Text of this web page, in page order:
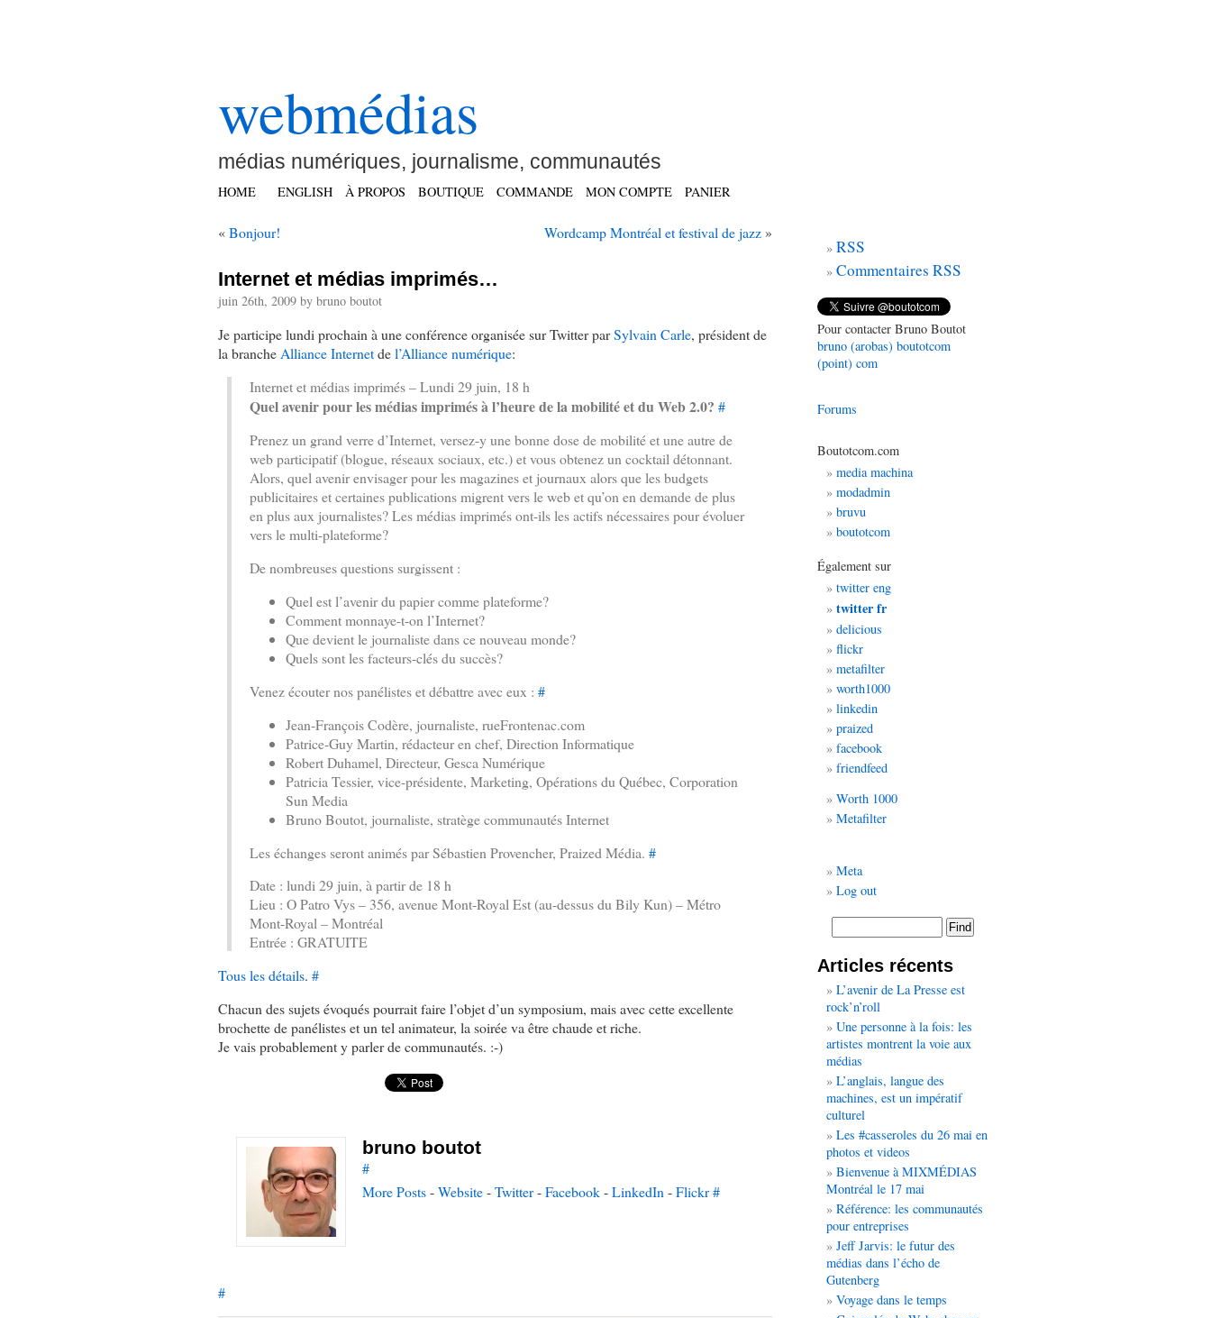
webmédias
médias numériques, journalisme, communautés
HOME ENGLISH À PROPOS BOUTIQUE COMMANDE MON COMPTE PANIER
«Bonjour! Wordcamp Montréal et festival de jazz»
Internet et médias imprimés…
juin 26th, 2009 by bruno boutot
Je participe lundi prochain à une conférence organisée sur Twitter parSylvain Carle, président de
la branche Alliance Internetdel’Alliance numérique:
Internet et médias imprimés – Lundi 29 juin, 18 h
Quel avenir pour les médias imprimés à l’heure de la mobilité et du Web 2.0? #
Prenez un grand verre d’Internet, versez-y une bonne dose de mobilité et une autre de
web participatif (blogue, réseaux sociaux, etc.) et vous obtenez un cocktail détonnant.
Alors, quel avenir envisager pour les magazines et journaux alors que les budgets
publicitaires et certaines publications migrent vers le web et qu’on en demande de plus
en plus aux journalistes? Les médias imprimés ont-ils les actifs nécessaires pour évoluer
vers le multi-plateforme?
De nombreuses questions surgissent :
Quel est l’avenir du papier comme plateforme?
Comment monnaye-t-on l’Internet?
Que devient le journaliste dans ce nouveau monde?
Quels sont les facteurs-clés du succès?
Venez écouter nos panélistes et débattre avec eux : #
Jean-François Codère, journaliste, rueFrontenac.com
Patrice-Guy Martin, rédacteur en chef, Direction Informatique
Robert Duhamel, Directeur, Gesca Numérique
Patricia Tessier, vice-présidente, Marketing, Opérations du Québec, Corporation
Sun Media
Bruno Boutot, journaliste, stratège communautés Internet
Les échanges seront animés par Sébastien Provencher, Praized Média. #
Date : lundi 29 juin, à partir de 18 h
Lieu : O Patro Vys – 356, avenue Mont-Royal Est (au-dessus du Bily Kun) – Métro
Mont-Royal – Montréal
Entrée : GRATUITE
Tous les détails. #
Chacun des sujets évoqués pourrait faire l’objet d’un symposium, mais avec cette excellente
brochette de panélistes et un tel animateur, la soirée va être chaude et riche.
Je vais probablement y parler de communautés. :-)
bruno boutot
#
More Posts-Website-Twitter-Facebook-LinkedIn -Flickr#
#
RSS
Commentaires RSS
Pour contacter Bruno Boutot
bruno (arobas) boutotcom
(point) com
Forums
Boutotcom.com
media machina
modadmin
bruvu
boutotcom
Également sur
twitter eng
twitter fr
delicious
flickr
metafilter
worth1000
linkedin
praized
facebook
friendfeed
Worth 1000
Metafilter
Meta
Log out
Articles récents
L’avenir de La Presse est
rock’n’roll
Une personne à la fois: les
artistes montrent la voie aux
médias
L’anglais, langue des
machines, est un impératif
culturel
Les #casseroles du 26 mai en
photos et videos
Bienvenue à MIXMÉDIAS
Montréal le 17 mai
Référence: les communautés
pour entreprises
Jeff Jarvis: le futur des
médias dans l’écho de
Gutenberg
Voyage dans le temps